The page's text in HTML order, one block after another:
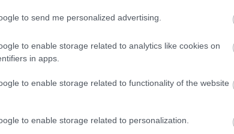
to send me personalized advertising.
to enable storage related to analytics like cookies on
in apps.
to enable storage related to functionality of the website
to enable storage related to personalization.